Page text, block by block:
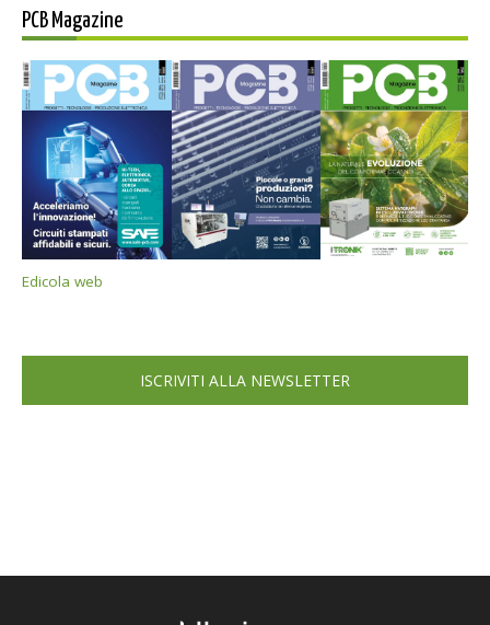
PCB Magazine
Edicola web
ISCRIVITI ALLA NEWSLETTER